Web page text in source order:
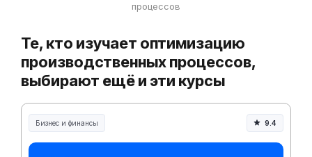
процессов
Те, кто изучает оптимизацию
производственных процессов,
выбирают ещё и эти курсы
Бизнес и финансы 9.4